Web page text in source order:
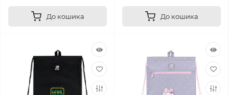
До кошика До кошика